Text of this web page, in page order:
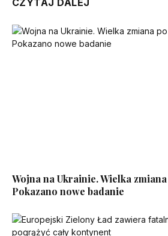
CZYTAJ DALEJ
Wojna na Ukrainie. Wielka
Pokazano nowe badanie